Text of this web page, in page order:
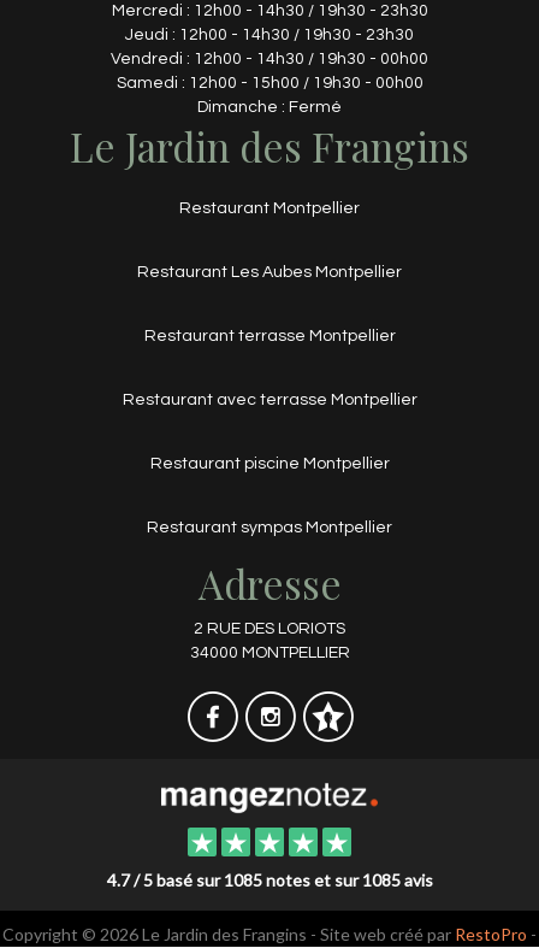
Mercredi : 12h00 - 14h30 / 19h30 - 23h30
Jeudi : 12h00 - 14h30 / 19h30 - 23h30
Vendredi : 12h00 - 14h30 / 19h30 - 00h00
Samedi : 12h00 - 15h00 / 19h30 - 00h00
Dimanche : Fermé
Le Jardin des Frangins
Restaurant Montpellier
Restaurant Les Aubes Montpellier
Restaurant terrasse Montpellier
Restaurant avec terrasse Montpellier
Restaurant piscine Montpellier
Restaurant sympas Montpellier
Adresse
2 RUE DES LORIOTS
34000 MONTPELLIER
4.7 / 5 basé sur 1085 notes et sur 1085 avis
Copyright © 2026 Le Jardin des Frangins - Site web créé par RestoPro -